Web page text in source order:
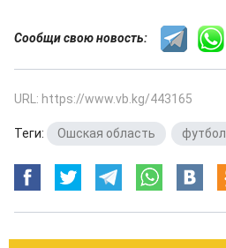
Сообщи свою новость:
URL: https://www.vb.kg/443165
Теги: Ошская область футбол